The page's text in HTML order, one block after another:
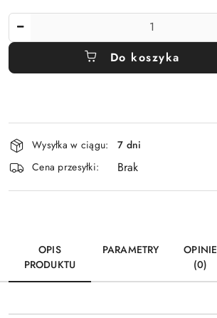
Do koszyka
Dostępność
i
dostawa
Wysyłka w ciągu:
7 dni
Cena przesyłki:
Brak
OPIS
PRODUKTU
PARAMETRY
OPINIE
(0)